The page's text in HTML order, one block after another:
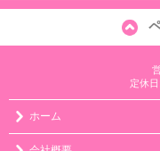
定休
ホーム